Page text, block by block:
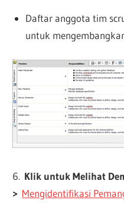
Daftar anggota tim
untuk
6. Klik untuk Melihat
> Mengidentifikasi